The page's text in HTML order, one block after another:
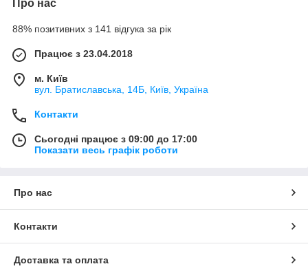
Про нас
88% позитивних з 141 відгука за рік
Працює з 23.04.2018
м. Київ
вул. Братиславська, 14Б, Київ, Україна
Контакти
Сьогодні працює з 09:00 до 17:00
Показати весь графік роботи
Про нас
Контакти
Доставка та оплата